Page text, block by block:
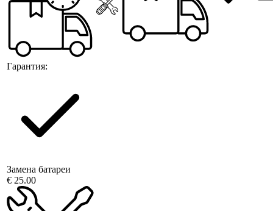
Гарантия:
Замена батареи
€ 25.00